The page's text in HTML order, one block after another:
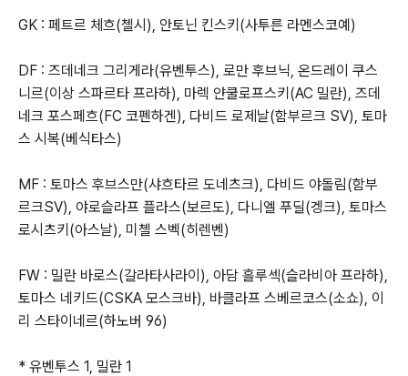
GK : 페트르 체흐(첼시), 안토닌 킨스키(사투른 라멘스코예)
DF : 즈데네크 그리게라(유벤투스), 로만 후브닉, 온드레이 쿠스
니르(이상 스파르타 프라하), 마렉 얀쿨로프스키(AC 밀란), 즈데
네크 포스페흐(FC 코펜하겐), 다비드 로제날(함부르크 SV), 토마
스 시복(베식타스)
MF : 토마스 후브스만(샤흐타르 도네츠크), 다비드 야돌림(함부
르크SV), 야로슬라프 플라스(보르도), 다니엘 푸딜(겡크), 토마스
로시츠키(아스날), 미첼 스벡(히렌벤)
FW : 밀란 바로스(갈라타사라이), 아담 흘루섹(슬라비아 프라하),
토마스 네키드(CSKA 모스크바), 바클라프 스베르코스(소쇼), 이
리 스타이네르(하노버 96)
* 유벤투스 1, 밀란 1